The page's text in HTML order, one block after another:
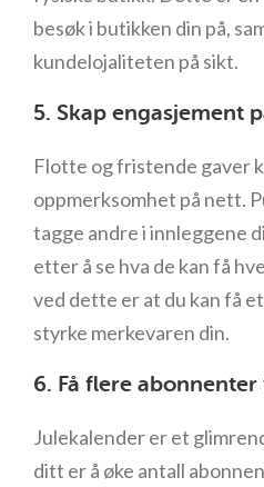
besøk i butikken din på,
kundelojaliteten på sikt.
5. Skap engasjement
Flotte og fristende gaver
oppmerksomhet på nett.
tagge andre i innleggene
etter å se hva de kan få
ved dette er at du kan få
styrke merkevaren din.
6. Få flere
Julekalender er et
ditt er å øke antall